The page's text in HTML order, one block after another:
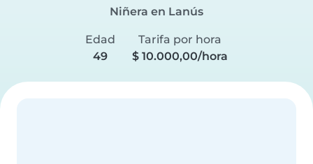
Niñera en Lanús
Edad
49
Tarifa por hora
$ 10.000,00/hora